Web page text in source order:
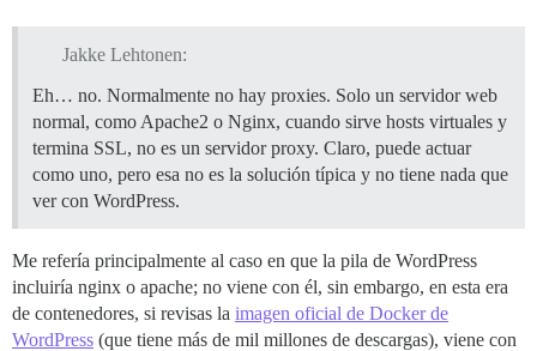
Jakke Lehtonen:
Eh… no. Normalmente no hay proxies. Solo un servidor web
normal, como Apache2 o Nginx, cuando sirve hosts virtuales y
termina SSL, no es un servidor proxy. Claro, puede actuar
como uno, pero esa no es la solución típica y no tiene nada que
ver con WordPress.
Me refería principalmente al caso en que la pila de WordPress
incluiría nginx o apache; no viene con él, sin embargo, en esta era
de contenedores, si revisas la imagen oficial de Docker de
WordPress (que tiene más de mil millones de descargas), viene con